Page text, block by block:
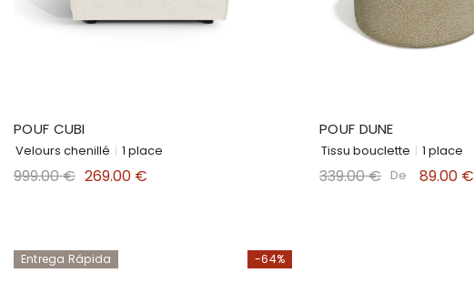
POUF CUBI
Velours chenillé | 1 place
999.00 € 269.00 €
POUF DUNE
Tissu bouclette | 1 place
339.00 € De 89.00 €
-64%
Entrega Rápida